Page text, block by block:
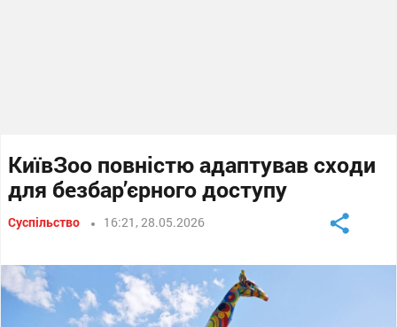
КиївЗоо повністю адаптував сходи
для безбар’єрного доступу
Суспільство 16:21, 28.05.2026